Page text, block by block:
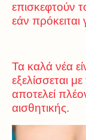
επισκεφτούν
εάν
Τα καλά νέα
εξελίσσεται
αποτελεί
αισθητικής.